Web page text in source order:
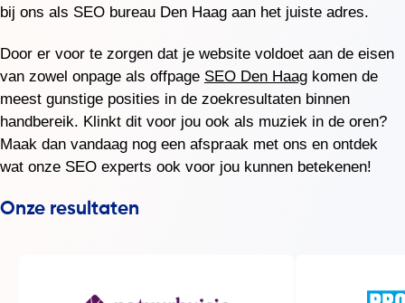
bij ons als SEO bureau Den Haag aan het juiste adres.
Door er voor te zorgen dat je website voldoet aan de eisen
van zowel onpage als offpage SEO Den Haag komen de
meest gunstige posities in de zoekresultaten binnen
handbereik. Klinkt dit voor jou ook als muziek in de oren?
Maak dan vandaag nog een afspraak met ons en ontdek
wat onze SEO experts ook voor jou kunnen betekenen!